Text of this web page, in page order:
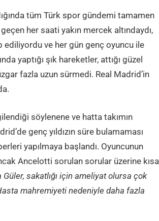
tüm Türk spor gündemi tamamen
her saati yakın mercek altındaydı,
ediliyordu ve her gün genç oyuncu ile
yaptığı şık hareketler, attığı güzel
fazla uzun sürmedi. Real Madrid’in
söylenene ve hatta takımın
genç yıldızın süre bulamaması
yapılmaya başlandı. Oyuncunun
Ancelotti sorulan sorular üzerine kısa
Güler, sakatlığı için ameliyat olursa çok
mahremiyeti nedeniyle daha fazla